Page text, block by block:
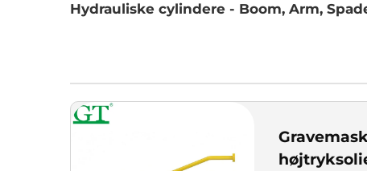
Hydrauliske cylindere - Boom, Arm,